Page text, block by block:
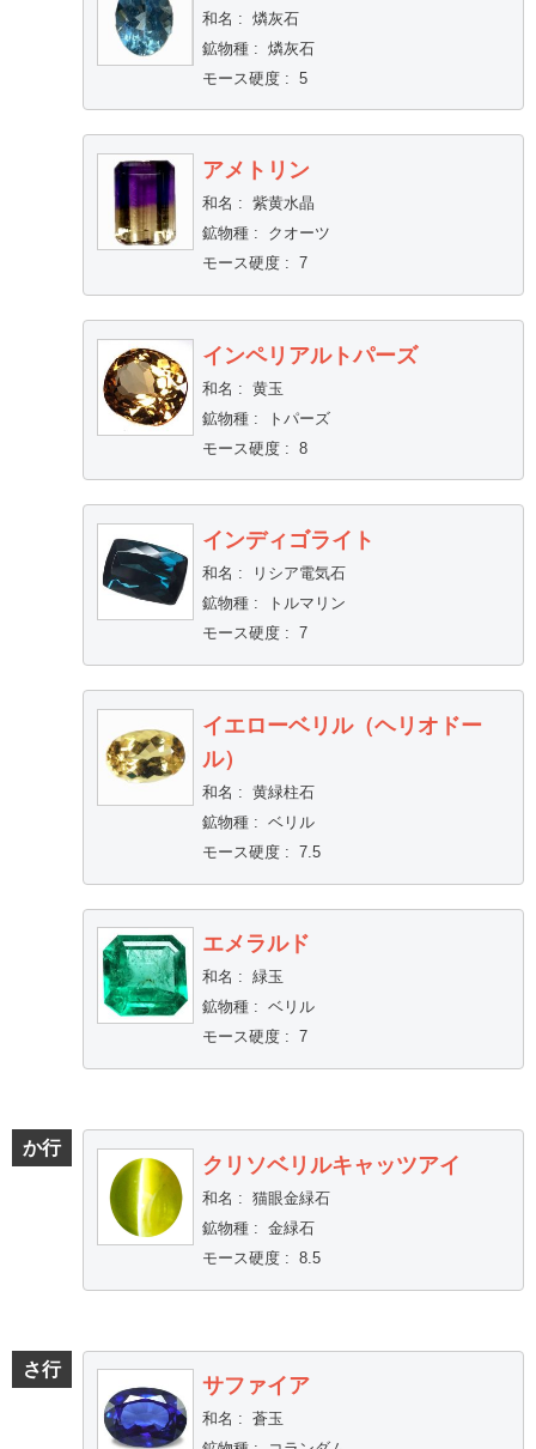
和名 : 燐灰石
鉱物種: 燐灰石
モース硬度: 5
アメトリン
和名 : 紫黄水晶
鉱物種:
クオーツ
モース硬度: 7
インペリアルトパーズ
和名 : 黄玉
鉱物種:
トパーズ
モース硬度: 8
インディゴライト
和名 :
リシア電気石
鉱物種:
トルマリン
モース硬度: 7
イエローベリル（ヘリオドー
ル）
和名 : 黄緑柱石
鉱物種: ベリル
モース硬度: 7.5
エメラルド
和名 : 緑玉
鉱物種: ベリル
モース硬度: 7
か行
クリソベリルキャッツアイ
和名 : 猫眼金緑石
鉱物種: 金緑石
モース硬度: 8.5
さ行
サファイア
和名 : 蒼玉